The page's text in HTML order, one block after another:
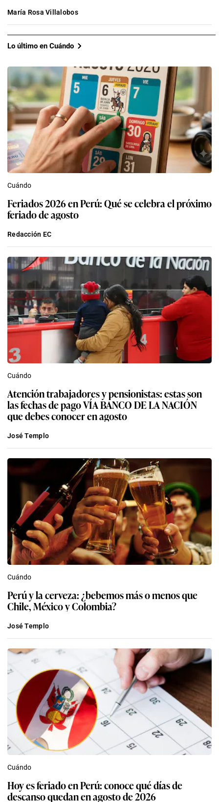
María Rosa Villalobos
Lo último en Cuándo
Cuándo
Feriados 2026 en Perú: Qué se celebra el próximo
feriado de agosto
Redacción EC
Cuándo
Atención trabajadores y pensionistas: estas son
las fechas de pago VÍA BANCO DE LA NACIÓN
que debes conocer en agosto
José Templo
Cuándo
Perú y la cerveza: ¿bebemos más o menos que
Chile, México y Colombia?
José Templo
Cuándo
Hoy es feriado en Perú: conoce qué días de
descanso quedan en agosto de 2026